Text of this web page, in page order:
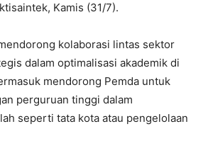
Kamis (31/7).
kolaborasi lintas sektor
dalam optimalisasi akademik di
mendorong Pemda untuk
perguruan tinggi dalam
seperti tata kota atau pengelolaan